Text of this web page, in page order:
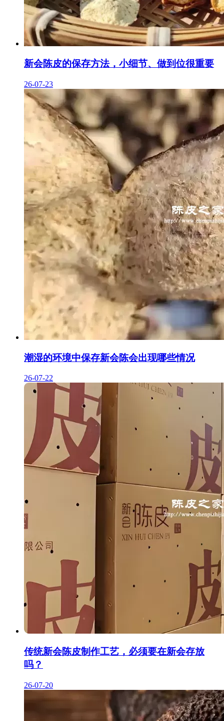
新会陈皮的保存方法，小细节、做到位很重要
26-07-23
潮湿的环境中保存新会陈会出现哪些情况
26-07-22
传统新会陈皮制作工艺，必须要在新会存放
吗？
26-07-20